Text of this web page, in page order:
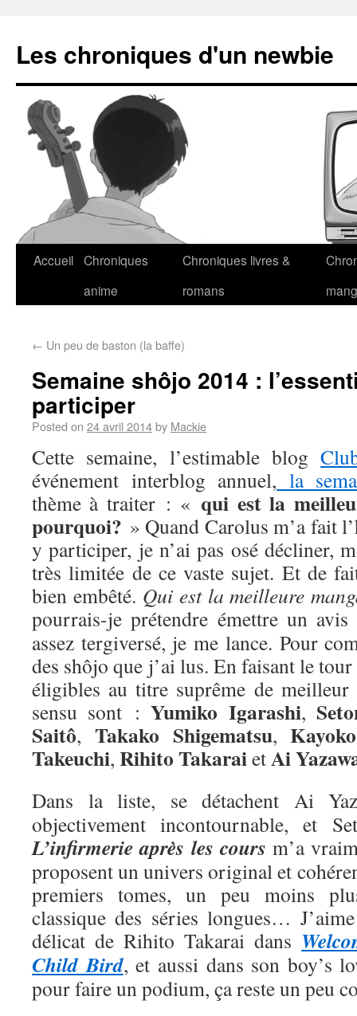
Les chroniques d'un newbie
Accueil Chroniques
anime
Chroniques livres &
romans
← Un peu de baston (la baffe)
Semaine shôjo 2014 :
participer
Posted on 24 avril 2014by Mackie
Cette semaine, l’estimable blog
événement interblog annuel, la
thème à traiter : « qui est la
pourquoi? » Quand Carolus m’a fait
y participer, je n’ai pas osé décliner,
très limitée de ce vaste sujet. Et de
bien embêté. Qui est la meilleure
pourrais-je prétendre émettre un
assez tergiversé, je me lance. Pour
des shôjo que j’ai lus. En faisant le tour
éligibles au titre suprême de
sensu sont :Yumiko Igarashi,
Saitô, Takako Shigematsu,Kayoko
Takeuchi, Rihito TakaraietAi
Dans la liste, se détachent Ai
objectivement incontournable, et
L’infirmerie après les cours m’a
proposent un univers original et
premiers tomes, un peu moins
classique des séries longues…
délicat de Rihito Takarai dans
Child Bird, et aussi dans son boy’s
pour faire un podium, ça reste un peu